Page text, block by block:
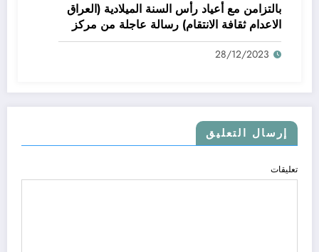
بالتزامن مع أعياد رأس السنة الميلادية (العراق
الاعدام ثقافة الانتقام) رسالة عاجلة من مركز
الرافدين الدولي للعدالة وحقوق الانسان الى
الامين العام للامم المتحدة بخصوص تنفيذ احكام
28/12/2023
إرسال التعليق
تعليقات